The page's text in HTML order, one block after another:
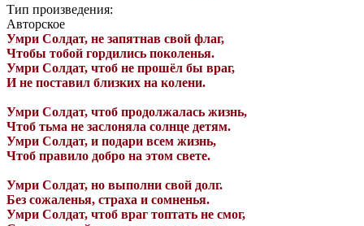
Тип произведения:
Авторское
Умри Солдат, не запятнав свой флаг,
Чтобы тобой гордились поколенья.
Умри Солдат, чтоб не прошёл бы враг,
И не поставил близких на колени.
Умри Солдат, чтоб продолжалась жизнь,
Чтоб тьма не заслоняла солнце детям.
Умри Солдат, и подари всем жизнь,
Чтоб правило добро на этом свете.
Умри Солдат, но выполни свой долг.
Без сожаленья, страха и сомненья.
Умри Солдат, чтоб враг топтать не смог,